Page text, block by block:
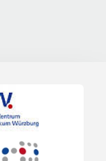
nächsten Seite, Seite 2